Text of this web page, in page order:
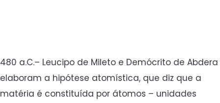
480 a.C.– Leucipo de Mileto e Demócrito de Abdera
elaboram a hipótese atomística, que diz que a
matéria é constituída por átomos – unidades